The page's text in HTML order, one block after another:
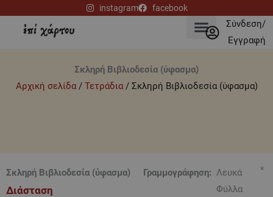
περιεχόμενο
instagram facebook
Σύνδεση/
Εγγραφή
Σκληρή Βιβλιοδεσία (ύφασμα)
Αρχική σελίδα/ Τετράδια/ Σκληρή Βιβλιοδεσία (ύφασμα)
Σκληρή Βιβλιοδεσία (ύφασμα)
Διάσταση
Γραμμογράφηση: Λευκά
Φύλλα
×